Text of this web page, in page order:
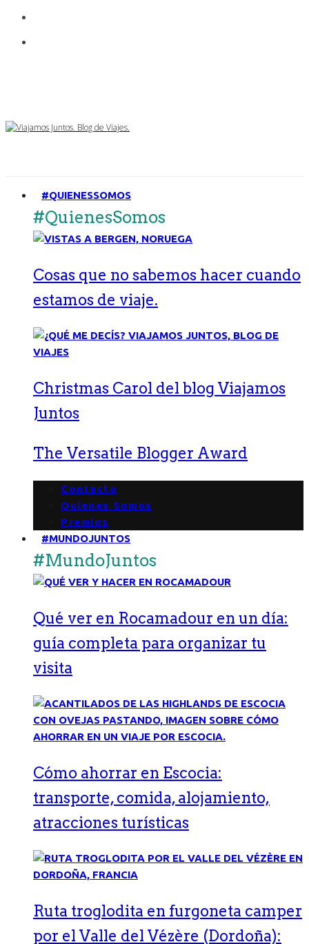
#QUIENESSOMOS
#QuienesSomos
Cosas que no sabemos hacer cuando
estamos de viaje.
Christmas Carol del blog Viajamos
Juntos
The Versatile Blogger Award
Contacto
Quienes Somos
Premios
#MUNDOJUNTOS
#MundoJuntos
Qué ver en Rocamadour en un día:
guía completa para organizar tu
visita
Cómo ahorrar en Escocia:
transporte, comida, alojamiento,
atracciones turísticas
Ruta troglodita en furgoneta camper
por el Valle del Vézère (Dordoña):